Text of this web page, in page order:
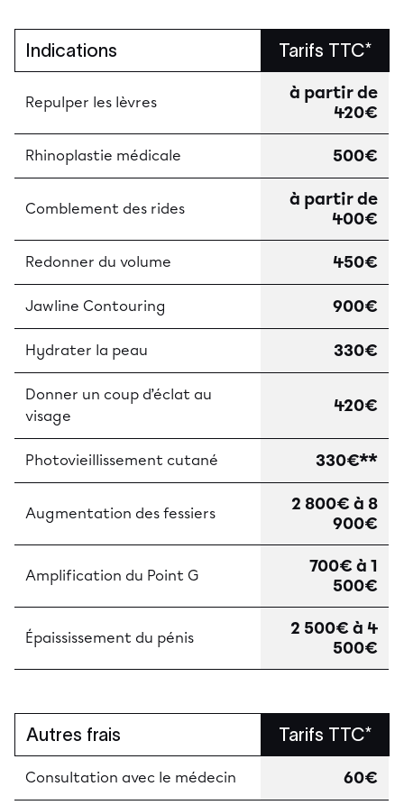
Indications Tarifs TTC*
Repulper les lèvres
à partir de
420€
Rhinoplastie médicale 500€
Comblement des rides
à partir de
400€
Redonner du volume 450€
Jawline Contouring 900€
Hydrater la peau 330€
Donner un coup d’éclat au
visage
420€
Photovieillissement cutané 330€**
Augmentation des fessiers
2 800€ à 8
900€
Amplification du Point G
700€ à 1
500€
Épaississement du pénis
2 500€ à 4
500€
Autres frais Tarifs TTC*
Consultation avec le médecin 60€